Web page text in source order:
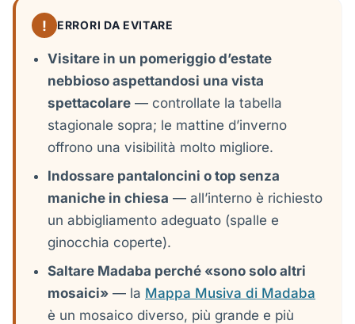
! ERRORI DA EVITARE
Visitare in un pomeriggio d’estate
nebbioso aspettandosi una vista
spettacolare — controllate la tabella
stagionale sopra; le mattine d’inverno
offrono una visibilità molto migliore.
Indossare pantaloncini o top senza
maniche in chiesa — all’interno è richiesto
un abbigliamento adeguato (spalle e
ginocchia coperte).
Saltare Madaba perché «sono solo altri
mosaici» — la Mappa Musiva di Madaba
è un mosaico diverso, più grande e più